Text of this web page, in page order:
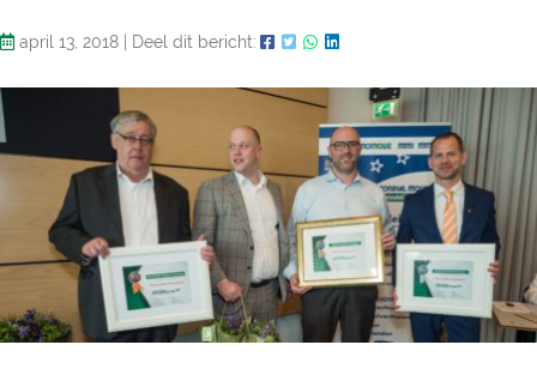
april 13, 2018 Deel dit bericht: